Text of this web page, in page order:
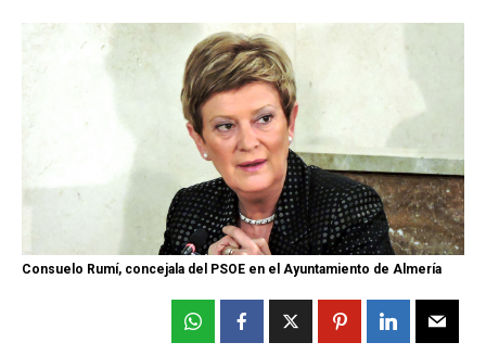
Consuelo Rumí, concejala del PSOE en el Ayuntamiento de Almería